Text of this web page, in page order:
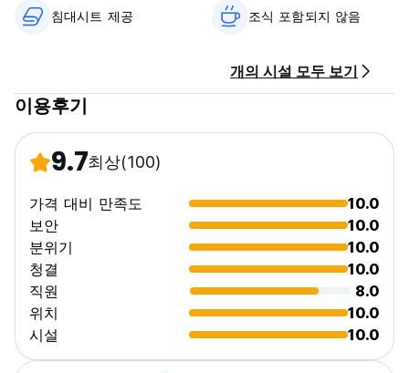
(Auto-translated from original language)
침대시트 제공 조식 포함되지 않음
개의 시설 모두 보기
이용후기
9.7최상(100)
가격 대비 만족도
10.0
보안
10.0
분위기
10.0
청결
10.0
직원
8.0
위치
10.0
시설
10.0